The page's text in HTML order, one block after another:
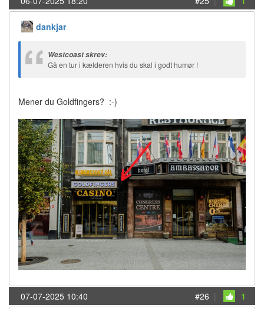
dankjar
Westcoast skrev:
Gå en tur i kælderen hvis du skal i godt humør !
Mener du Goldfingers? :-)
07-07-2025 10:40 #26 | 1